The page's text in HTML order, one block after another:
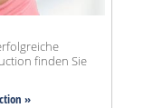
finden Sie
»